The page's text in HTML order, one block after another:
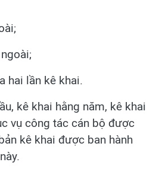
hai lần kê khai.
kê khai hằng năm, kê khai
vụ công tác cán bộ được
kê khai được ban hành